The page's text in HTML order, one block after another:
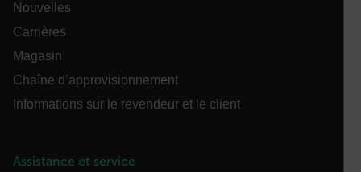
Nouvelles
Carrières
Magasin
Chaîne d’approvisionnement
Informations sur le revendeur et le client
Assistance et service
Nom
cart_products_oids